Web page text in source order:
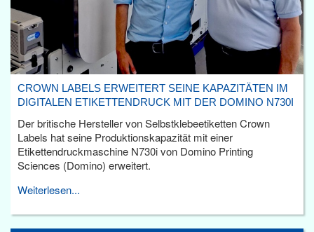
CROWN LABELS ERWEITERT SEINE KAPAZITÄTEN IM
DIGITALEN ETIKETTENDRUCK MIT DER DOMINO N730I
Der britische Hersteller von Selbstklebeetiketten Crown
Labels hat seine Produktionskapazität mit einer
Etikettendruckmaschine N730i von Domino Printing
Sciences (Domino) erweitert.
Weiterlesen...